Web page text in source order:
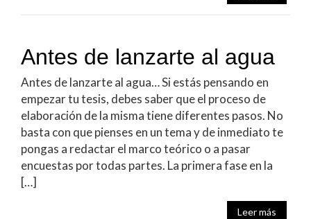
Antes de lanzarte al agua
Antes de lanzarte al agua… Si estás pensando en
empezar tu tesis, debes saber que el proceso de
elaboración de la misma tiene diferentes pasos. No
basta con que pienses en un tema y de inmediato te
pongas a redactar el marco teórico o a pasar
encuestas por todas partes. La primera fase en la
[…]
Leer más